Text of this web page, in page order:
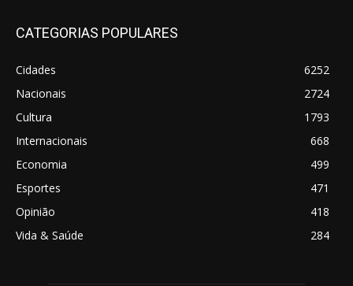
CATEGORIAS POPULARES
Cidades
6252
Nacionais
2724
Cultura
1793
Internacionais
668
Economia
499
Esportes
471
Opinião
418
Vida & Saúde
284